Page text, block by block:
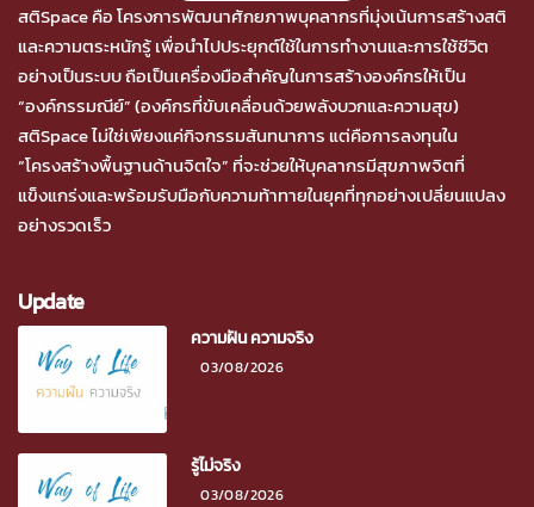
สติSpace คือ โครงการพัฒนาศักยภาพบุคลากรที่มุ่งเน้นการสร้างสติ
และความตระหนักรู้ เพื่อนำไปประยุกต์ใช้ในการทำงานและการใช้ชีวิต
อย่างเป็นระบบ ถือเป็นเครื่องมือสำคัญในการสร้างองค์กรให้เป็น
“องค์กรรมณีย์” (องค์กรที่ขับเคลื่อนด้วยพลังบวกและความสุข)
สติSpace ไม่ใช่เพียงแค่กิจกรรมสันทนาการ แต่คือการลงทุนใน
“โครงสร้างพื้นฐานด้านจิตใจ” ที่จะช่วยให้บุคลากรมีสุขภาพจิตที่
แข็งแกร่งและพร้อมรับมือกับความท้าทายในยุคที่ทุกอย่างเปลี่ยนแปลง
อย่างรวดเร็ว
Update
ความฝัน ความจริง
03/08/2026
รู้ไม่จริง
03/08/2026